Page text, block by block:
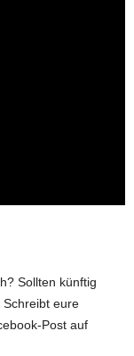
Sollten künftig
eure
Post auf